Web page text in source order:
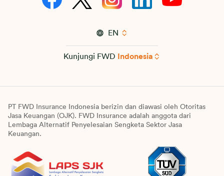
EN
Kunjungi FWD Indonesia
PT FWD Insurance Indonesia berizin dan diawasi oleh Otoritas
Jasa Keuangan (OJK). FWD Insurance adalah anggota dari
Lembaga Alternatif Penyelesaian Sengketa Sektor Jasa
Keuangan.